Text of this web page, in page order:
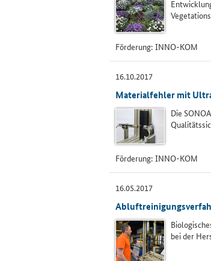
Förderung: INNO-KOM
16.10.2017
Materialfehler mit
Die
Förderung: INNO-KOM
16.05.2017
bei der